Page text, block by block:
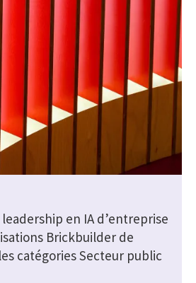
en IA d’entreprise
Brickbuilder de
catégories Secteur public